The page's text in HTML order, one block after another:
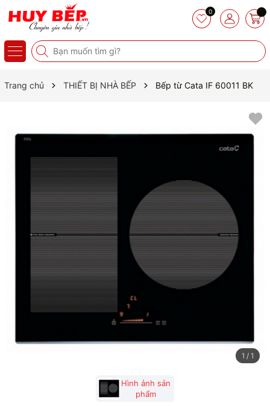
0
Trang chủ THIẾT BỊ NHÀ BẾP Bếp từ Cata IF 60011 BK
1 / 1
Hình ảnh sản
phẩm